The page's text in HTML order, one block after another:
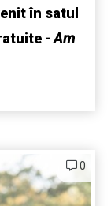
în satul
-Am
0